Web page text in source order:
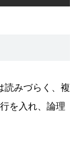
読みづらく、複
を入れ、論理